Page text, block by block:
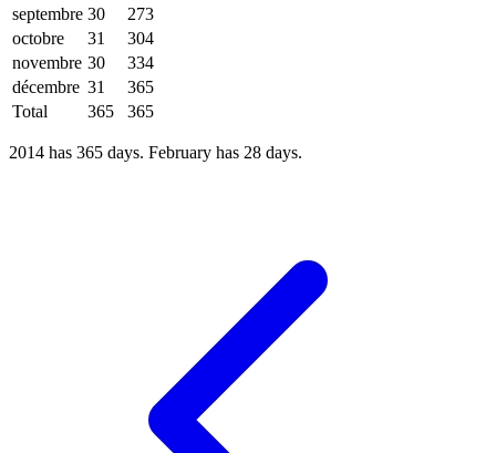
septembre 30
273
octobre
31
304
novembre 30
334
décembre 31
365
Total
365 365
2014 has 365 days. February has 28 days.